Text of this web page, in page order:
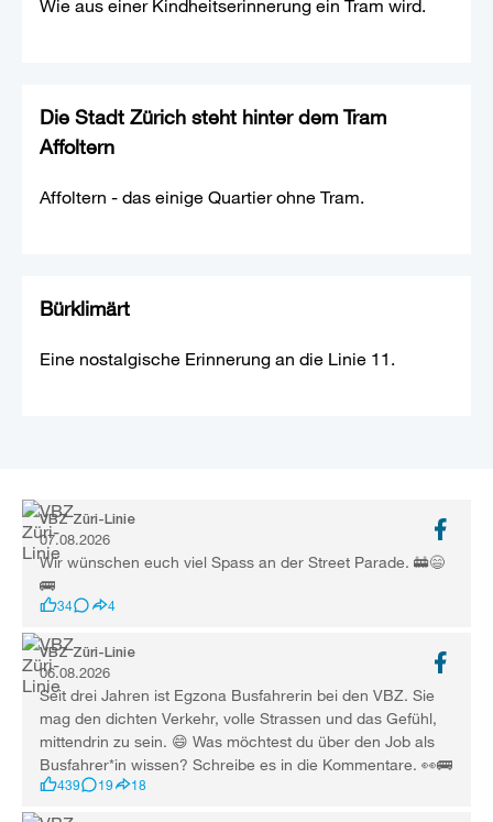
Wie aus einer Kindheitserinnerung ein Tram wird.
Die Stadt Zürich steht hinter dem Tram
Affoltern
Affoltern - das einige Quartier ohne Tram.
Bürklimärt
Eine nostalgische Erinnerung an die Linie 11.
VBZ Züri-Linie
07.08.2026
Wir wünschen euch viel Spass an der Street Parade. 🚋😄
🚌
34 4
VBZ Züri-Linie
06.08.2026
Seit drei Jahren ist Egzona Busfahrerin bei den VBZ. Sie
mag den dichten Verkehr, volle Strassen und das Gefühl,
mittendrin zu sein. 😄 Was möchtest du über den Job als
Busfahrer*in wissen? Schreibe es in die Kommentare. 👀🚌
439 19 18